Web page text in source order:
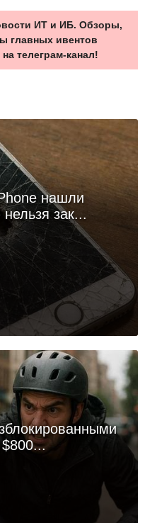
ИТ и ИБ. Обзоры,
главных ивентов
телеграм-канал!
нашли
зак...